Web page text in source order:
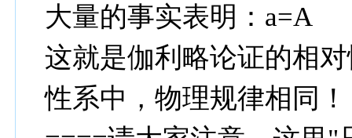
大量的事实表明：a=A
这就是伽利略论证的相
性系中，物理规律相同！